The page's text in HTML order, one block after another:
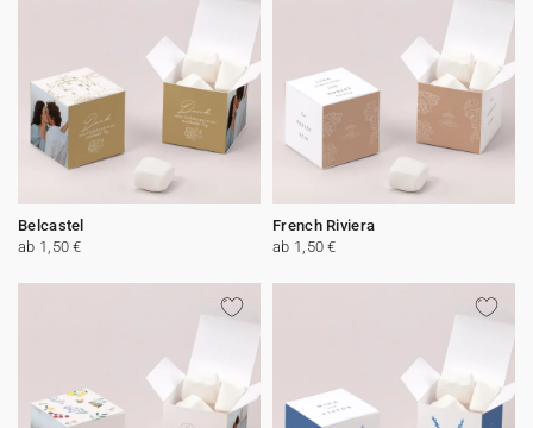
Belcastel
ab 1,50 €
French Riviera
ab 1,50 €